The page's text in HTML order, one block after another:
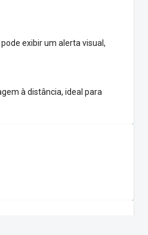
exibir um alerta visual,
à distância, ideal para